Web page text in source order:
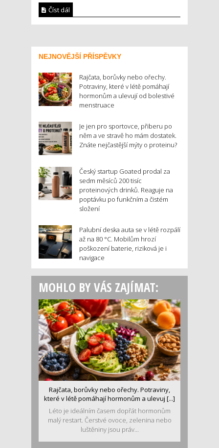
Číst dál
NEJNOVĚJŠÍ PŘÍSPĚVKY
Rajčata, borůvky nebo ořechy.
Potraviny, které v létě pomáhají
hormonům a ulevují od bolestivé
menstruace
Je jen pro sportovce, přiberu po
něm a ve stravě ho mám dostatek.
Znáte nejčastější mýty o proteinu?
Český startup Goated prodal za
sedm měsíců 200 tisíc
proteinových drinků. Reaguje na
poptávku po funkčním a čistém
složení
Palubní deska auta se v létě rozpálí
až na 80 °C. Mobilům hrozí
poškození baterie, riziková je i
navigace
MOHLO BY VÁS ZAJÍMAT:
Rajčata, borůvky nebo ořechy. Potraviny,
které v létě pomáhají hormonům a ulevuj [...]
Léto je ideálním časem dopřát hormonům
malý restart. Čerstvé ovoce, zelenina nebo
luštěniny jsou práv...